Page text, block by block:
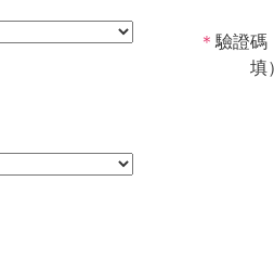
＊ 驗證碼
填